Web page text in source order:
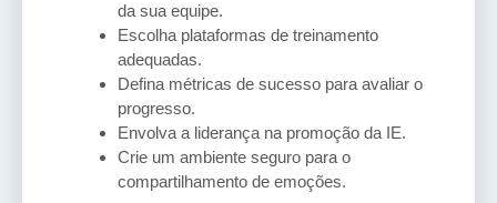
da sua equipe.
Escolha plataformas de treinamento
adequadas.
Defina métricas de sucesso para avaliar o
progresso.
Envolva a liderança na promoção da IE.
Crie um ambiente seguro para o
compartilhamento de emoções.